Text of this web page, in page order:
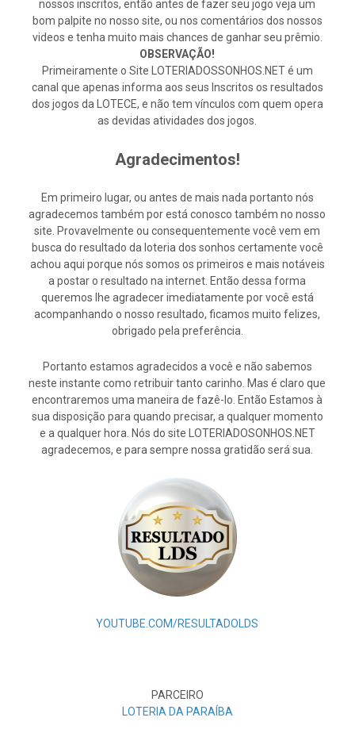
nossos inscritos, então antes de fazer seu jogo veja um
bom palpite no nosso site, ou nos comentários dos nossos
videos e tenha muito mais chances de ganhar seu prêmio.
OBSERVAÇÃO!
Primeiramente o Site LOTERIADOSSONHOS.NET é um
canal que apenas informa aos seus Inscritos os resultados
dos jogos da LOTECE, e não tem vínculos com quem opera
as devidas atividades dos jogos.
Agradecimentos!
Em primeiro lugar, ou antes de mais nada portanto nós
agradecemos também por está conosco também no nosso
site. Provavelmente ou consequentemente você vem em
busca do resultado da loteria dos sonhos certamente você
achou aqui porque nós somos os primeiros e mais notáveis
a postar o resultado na internet. Então dessa forma
queremos lhe agradecer imediatamente por você está
acompanhando o nosso resultado, ficamos muito felizes,
obrigado pela preferência.
Portanto estamos agradecidos a você e não sabemos
neste instante como retribuir tanto carinho. Mas é claro que
encontraremos uma maneira de fazê-lo. Então Estamos à
sua disposição para quando precisar, a qualquer momento
e a qualquer hora. Nós do site LOTERIADOSONHOS.NET
agradecemos, e para sempre nossa gratidão será sua.
YOUTUBE.COM/RESULTADOLDS
PARCEIRO
LOTERIA DA PARAÍBA